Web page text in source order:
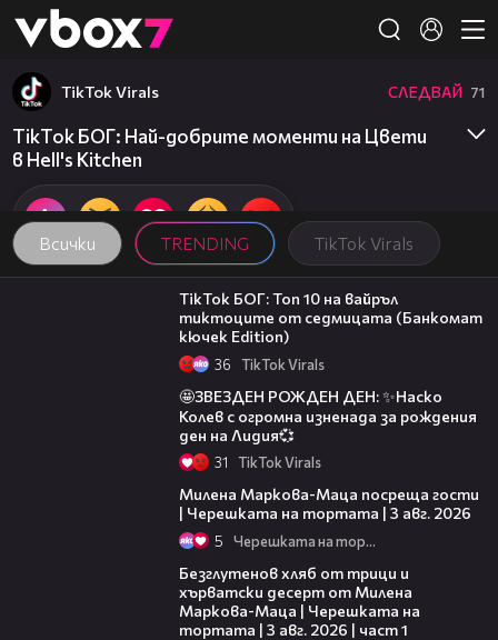
👾
Всички TRENDING TikTok Virals
TikTok Virals СЛЕДВАЙ 71
TikTok БОГ: Най-добрите моменти на Цвети
в Hell's Kitchen
02:30
TikTok БОГ: Топ 10 на вайръл
тиктоците от седмицата (Банкомат
кючек Edition)
36 TikTok Virals
🤩ЗВЕЗДЕН РОЖДЕН ДЕН: ✨Наско
Колев с огромна изненада за рождения
ден на Лидия💞
31 TikTok Virals
Милена Маркова-Маца посреща гости
| Черешката на тортата | 3 авг. 2026
5 Черешката на тортата
Безглутенов хляб от трици и
хърватски десерт от Милена
Маркова-Маца | Черешката на
тортата | 3 авг. 2026 | част 1